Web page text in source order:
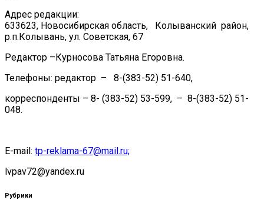
Адрес редакции:
633623, Новосибирская область, Колыванский район,
р.п.Колывань, ул. Советская, 67
Редактор –Курносова Татьяна Егоровна.
Телефоны: редактор – 8-(383-52) 51-640,
корреспонденты – 8- (383-52) 53-599, – 8-(383-52) 51-
048.
E-mail: tp-reklama-67@mail.ru;
lvpav72@yandex.ru
Рубрики